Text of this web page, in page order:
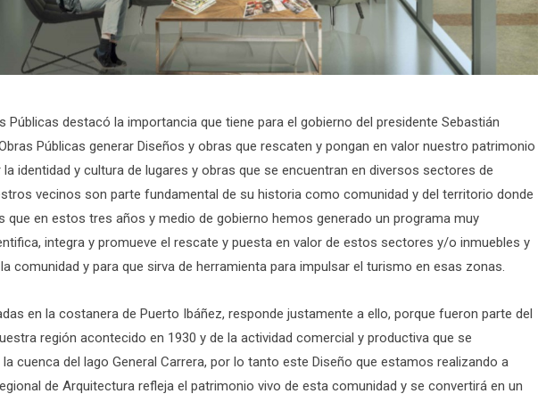
Públicas destacó la importancia que tiene para el gobierno del presidente Sebastián
Públicas generar Diseños y obras que rescaten y pongan en valor nuestro patrimonio
identidad y cultura de lugares y obras que se encuentran en diversos sectores de
vecinos son parte fundamental de su historia como comunidad y del territorio donde
que en estos tres años y medio de gobierno hemos generado un programa muy
integra y promueve el rescate y puesta en valor de estos sectores y/o inmuebles y
comunidad y para que sirva de herramienta para impulsar el turismo en esas zonas.
en la costanera de Puerto Ibáñez, responde justamente a ello, porque fueron parte del
región acontecido en 1930 y de la actividad comercial y productiva que se
cuenca del lago General Carrera, por lo tanto este Diseño que estamos realizando a
de Arquitectura refleja el patrimonio vivo de esta comunidad y se convertirá en un